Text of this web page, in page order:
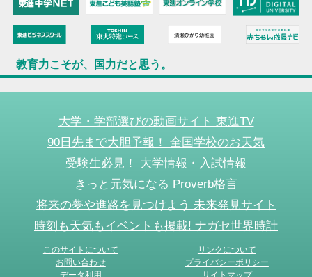
教育力こそが、国力だと思う。
大学・学部選びの動画サイト 東進TV
90日先まで大胆予報！ 全国学校のお天気
受験生必見！ 大学情報・入試情報
きっと元気になる Proverb格言
将来の夢や進路を見つけよう 未来発見サイト
時刻も天気もイベントも掲載! ナガセ世界時計
このサイトについて
リンクについて
お問い合わせ
プライバシーポリシー
データ利用
サイトマップ